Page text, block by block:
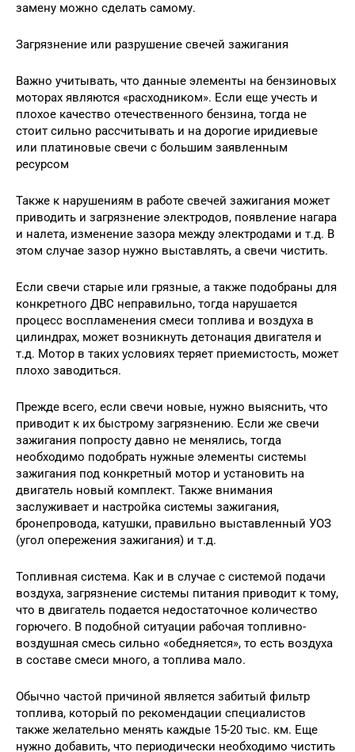
замену можно сделать самому.
Загрязнение или разрушение свечей зажигания
Важно учитывать, что данные элементы на бензиновых
моторах являются «расходником». Если еще учесть и
плохое качество отечественного бензина, тогда не
стоит сильно рассчитывать и на дорогие иридиевые
или платиновые свечи с большим заявленным
ресурсом
Также к нарушениям в работе свечей зажигания может
приводить и загрязнение электродов, появление нагара
и налета, изменение зазора между электродами и т.д. В
этом случае зазор нужно выставлять, а свечи чистить.
Если свечи старые или грязные, а также подобраны для
конкретного ДВС неправильно, тогда нарушается
процесс воспламенения смеси топлива и воздуха в
цилиндрах, может возникнуть детонация двигателя и
т.д. Мотор в таких условиях теряет приемистость, может
плохо заводиться.
Прежде всего, если свечи новые, нужно выяснить, что
приводит к их быстрому загрязнению. Если же свечи
зажигания попросту давно не менялись, тогда
необходимо подобрать нужные элементы системы
зажигания под конкретный мотор и установить на
двигатель новый комплект. Также внимания
заслуживает и настройка системы зажигания,
бронепровода, катушки, правильно выставленный УОЗ
(угол опережения зажигания) и т.д.
Топливная система. Как и в случае с системой подачи
воздуха, загрязнение системы питания приводит к тому,
что в двигатель подается недостаточное количество
горючего. В подобной ситуации рабочая топливно-
воздушная смесь сильно «обедняется», то есть воздуха
в составе смеси много, а топлива мало.
Обычно частой причиной является забитый фильтр
топлива, который по рекомендации специалистов
также желательно менять каждые 15-20 тыс. км. Еще
нужно добавить, что периодически необходимо чистить